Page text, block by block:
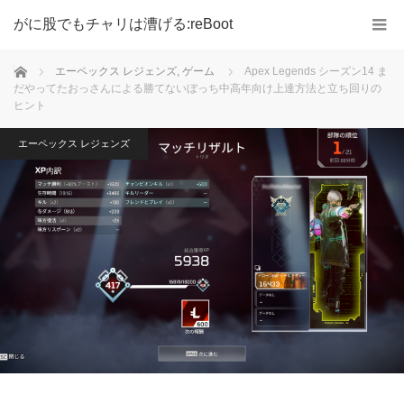
がに股でもチャリは漕げる:reBoot
ホーム エーペックス レジェンズ, ゲーム
Apex Legends シーズン14 ま
だやってたおっさんによる勝てないぼっち中高年向け上達方法と立ち回りの
ヒント
エーペックス レジェンズ